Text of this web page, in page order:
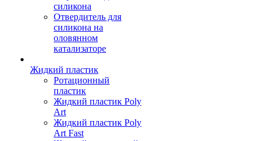
силикона
Отвердитель для
силикона на
оловянном
катализаторе
Жидкий пластик
Ротационный
пластик
Жидкий пластик Poly
Art
Жидкий пластик Poly
Art Fast